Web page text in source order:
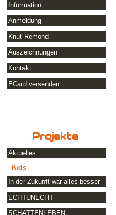
Information
Anmeldung
Knut Remond
Auszeichnungen
Kontakt
ECard versenden
Projekte
Aktuelles
Kids
In der Zukunft war alles besser
ECHTUNECHT
SCHATTENLEBEN